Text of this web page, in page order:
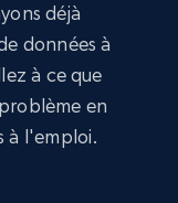
déjà
données à
à ce que
en
à l'emploi.